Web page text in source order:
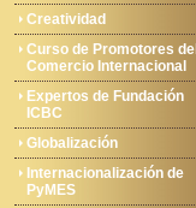
Creatividad
Curso de Promotores del
Comercio Internacional
Expertos de Fundación
ICBC
Globalización
Internacionalización de
PyMES